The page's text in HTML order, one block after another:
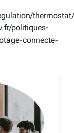
politiques-
connecte-